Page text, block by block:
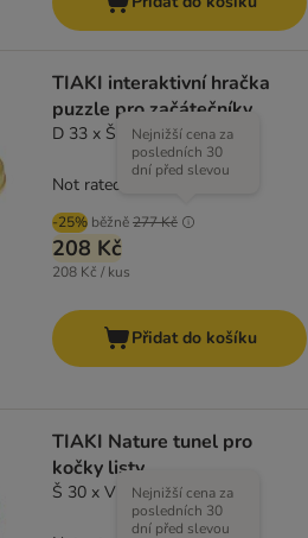
TIAKI interaktivní hračka
puzzle pro začátečníky
D 33 x Š 20 x V 4,5 cm
-25% běžně277 Kč
Nejnižší cena za
posledních 30
dní před slevou
208 Kč
208 Kč / kus
Not rated
Přidat do košíku
TIAKI Nature tunel pro
kočky listy
Š 30 x V 30 x D 40 cm
Nejnižší cena za
posledních 30
dní před slevou